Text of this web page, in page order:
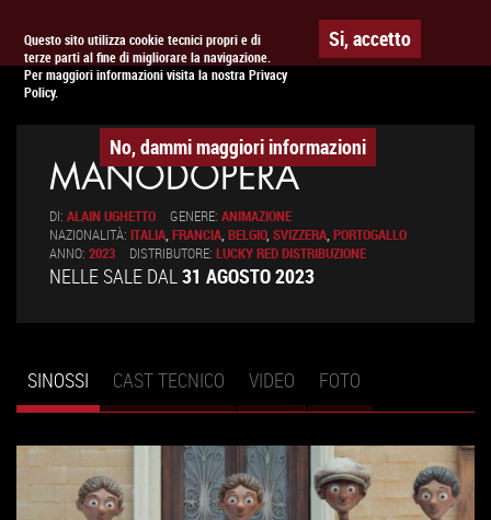
Questo sito utilizza cookie tecnici propri e di
terze parti al fine di migliorare la navigazione.
Per maggiori informazioni visita la nostra Privacy
Policy.
Si, accetto
No, dammi maggiori informazioni
APPUNTAMENTO AL CINEMA
MANODOPERA
DI: ALAIN UGHETTO GENERE: ANIMAZIONE
NAZIONALITÀ: ITALIA,FRANCIA,BELGIO,SVIZZERA,PORTOGALLO
ANNO: 2023 DISTRIBUTORE: LUCKY RED DISTRIBUZIONE
NELLE SALE DAL31 AGOSTO 2023
Schede primarie
SINOSSI (SCHEDA
ATTIVA)
CAST TECNICO VIDEO FOTO